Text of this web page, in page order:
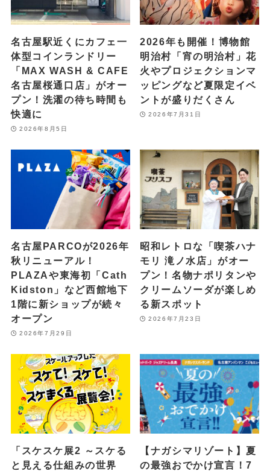
名古屋駅近くにカフェ一
体型コインランドリー
「MAX WASH & CAFE
名古屋桜通口店」がオー
プン！洗濯の待ち時間も
快適に
2026年8月5日
2026年も開催！博物館
明治村「宵の明治村」花
火やプロジェクションマ
ッピングなど夏限定イベ
ントが盛りだくさん
2026年7月31日
名古屋PARCOが2026年
秋リニューアル！
PLAZAや東海初「Cath
Kidston」など西館地下
1階に新ショップが続々
オープン
2026年7月29日
昭和レトロな「喫茶ハナ
モリ 滝ノ水店」がオー
プン！名物ナポリタンや
クリームソーダが楽しめ
る新スポット
2026年7月23日
「スケスケ展2 ～スケる
と見える仕組みの世界
【ナガシマリゾート】夏
の最強おでかけ宣言！7